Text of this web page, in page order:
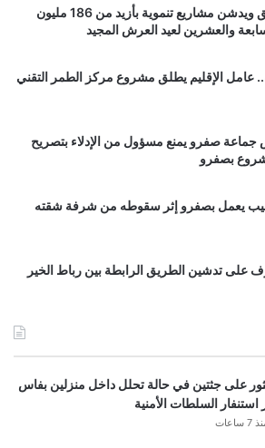
عامل إقليم صفرو يطلق ويدشن مشاريع تنموية بأزيد من 186 مليون
والعشرين لعيد العرش المجيد
عامل الإقليم يطلق مشروع مركز الطمر التقني
جماعة صفرو يمنع مسؤول من الإدلاء بتصريح
بصفرو
يعمل بصفرو إثر سقوطه من شرفة شقته
على تدشين الطريق الرابطة بين رباط الخير
على جثتين في حالة تحلل داخل منزلين بفاس
استنفار السلطات الأمنية
ساعات